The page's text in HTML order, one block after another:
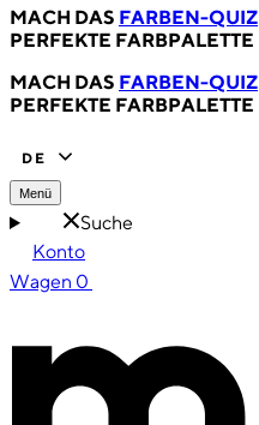
MACH DAS FARBEN-QUIZ
PERFEKTE FARBPALETTE
MACH DAS FARBEN-QUIZ
PERFEKTE FARBPALETTE
DE
Menü
Suche
Konto
Wagen 0